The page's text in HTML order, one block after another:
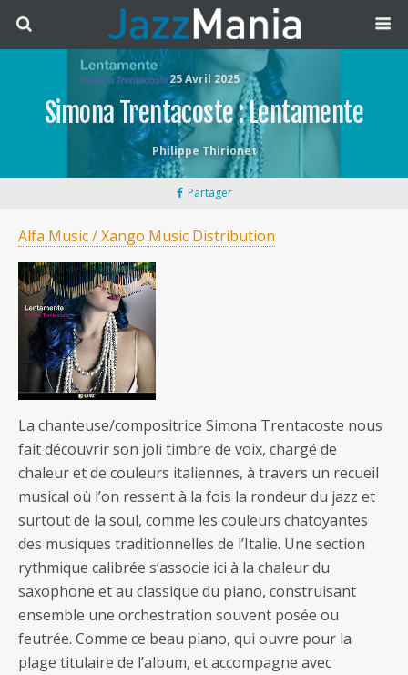
25 Avril 2025
Simona Trentacoste : Lentamente
Philippe Thirionet
Partager
Alfa Music / Xango Music Distribution
La chanteuse/compositrice Simona Trentacoste nous
fait découvrir son joli timbre de voix, chargé de
chaleur et de couleurs italiennes, à travers un recueil
musical où l’on ressent à la fois la rondeur du jazz et
surtout de la soul, comme les couleurs chatoyantes
des musiques traditionnelles de l’Italie. Une section
rythmique calibrée s’associe ici à la chaleur du
saxophone et au classique du piano, construisant
ensemble une orchestration souvent posée ou
feutrée. Comme ce beau piano, qui ouvre pour la
plage titulaire de l’album, et accompagne avec